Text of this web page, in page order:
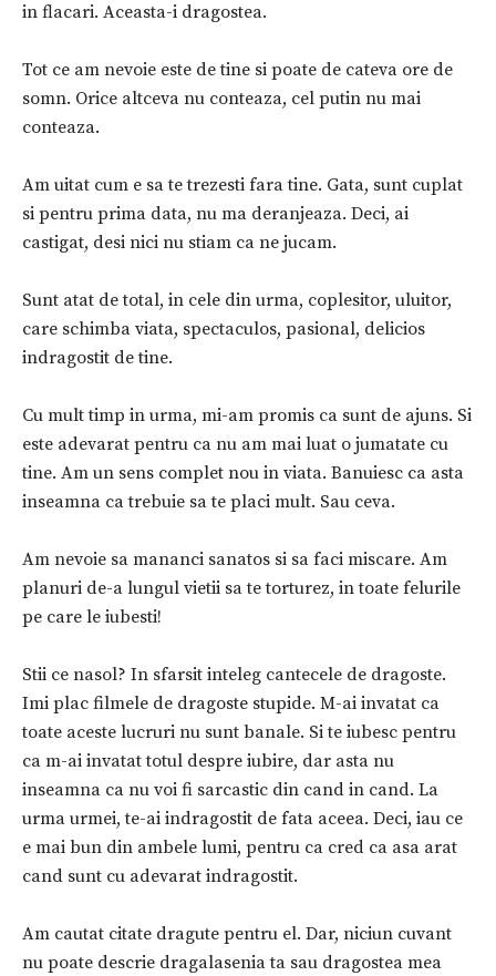
in flacari. Aceasta-i dragostea.
Tot ce am nevoie este de tine si poate de cateva ore de
somn. Orice altceva nu conteaza, cel putin nu mai
conteaza.
Am uitat cum e sa te trezesti fara tine. Gata, sunt cuplat
si pentru prima data, nu ma deranjeaza. Deci, ai
castigat, desi nici nu stiam ca ne jucam.
Sunt atat de total, in cele din urma, coplesitor, uluitor,
care schimba viata, spectaculos, pasional, delicios
indragostit de tine.
Cu mult timp in urma, mi-am promis ca sunt de ajuns. Si
este adevarat pentru ca nu am mai luat o jumatate cu
tine. Am un sens complet nou in viata. Banuiesc ca asta
inseamna ca trebuie sa te placi mult. Sau ceva.
Am nevoie sa mananci sanatos si sa faci miscare. Am
planuri de-a lungul vietii sa te torturez, in toate felurile
pe care le iubesti!
Stii ce nasol? In sfarsit inteleg cantecele de dragoste.
Imi plac filmele de dragoste stupide. M-ai invatat ca
toate aceste lucruri nu sunt banale. Si te iubesc pentru
ca m-ai invatat totul despre iubire, dar asta nu
inseamna ca nu voi fi sarcastic din cand in cand. La
urma urmei, te-ai indragostit de fata aceea. Deci, iau ce
e mai bun din ambele lumi, pentru ca cred ca asa arat
cand sunt cu adevarat indragostit.
Am cautat citate dragute pentru el. Dar, niciun cuvant
nu poate descrie dragalasenia ta sau dragostea mea